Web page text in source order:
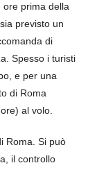
ore prima della
previsto un
di
Spesso i turisti
e per una
di Roma
al volo.
Roma. Si può
il controllo